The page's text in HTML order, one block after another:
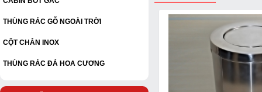
THÙNG RÁC GỖ NGOÀI TRỜI
CỘT CHẮN INOX
THÙNG RÁC ĐÁ HOA CƯƠNG